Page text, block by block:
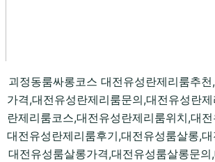
괴정동룸싸롱코스 대전유성란제리룸추
가격,대전유성란제리룸문의,대전유성란
란제리룸코스,대전유성란제리룸위치,대
대전유성란제리룸후기,대전유성룸살롱,
대전유성룸살롱가격,대전유성룸살롱문의